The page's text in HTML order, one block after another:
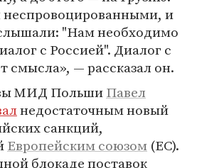
неспровоцированными, и
"Нам необходимо
с Россией". Диалог с
смысла», — рассказал он.
МИД ПольшиПавел
недостаточным новый
санкций,
Европейским союзом (ЕС).
блокаде поставок